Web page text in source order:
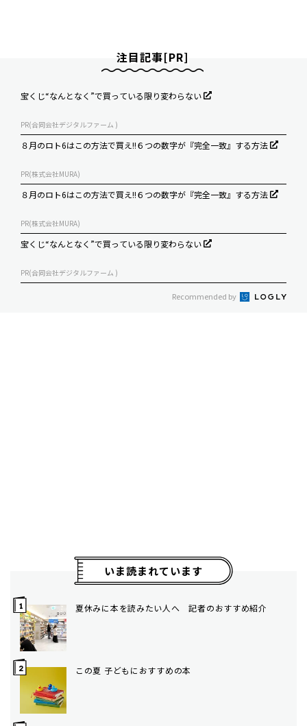
注目記事[PR]
宝くじ“なんとなく”で買っている限り変わらない
PR(合同会社デジタルファーム )
８月のロト6はこの方法で買え!!６つの数字が『完全一致』する方法
PR(株式会社MURA)
８月のロト6はこの方法で買え!!６つの数字が『完全一致』する方法
PR(株式会社MURA)
宝くじ“なんとなく”で買っている限り変わらない
PR(合同会社デジタルファーム )
Recommended by
いま読まれています
夏休みに本を読みたい人へ 記者のおすすめ紹介
この夏 子どもにおすすめの本